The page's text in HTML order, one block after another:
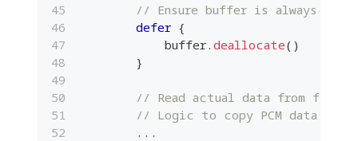
// Ensure buffer is always
defer {
            buffer
. deallocate( )
}
// Read actual data from file
// Logic to copy PCM data
...